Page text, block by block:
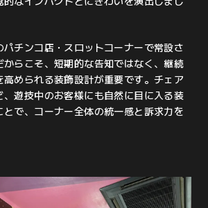
パチンコ店・スロットコーナーで常設さ
からこそ、短期的な告知ではなく、継続
められる装飾設計が重要です。チェア
、遊技中のお客様にも自然に目に入る装
で、コーナー全体の統一感と訴求力を